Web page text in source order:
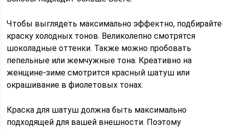
Чтобы выглядеть максимально эффектно, подбирайте
краску холодных тонов. Великолепно смотрятся
шоколадные оттенки. Также можно пробовать
пепельные или жемчужные тона. Креативно на
женщине-зиме смотрится красный шатуш или
окрашивание в фиолетовых тонах.
Краска для шатуш должна быть максимально
подходящей для вашей внешности. Поэтому